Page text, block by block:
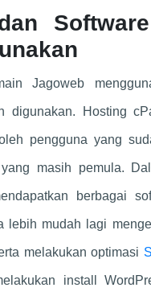
Jagoweb
digunakan. Hosting
pengguna yang
masih pemula.
berbagai
lebih mudah lagi
melakukan optimasi
install